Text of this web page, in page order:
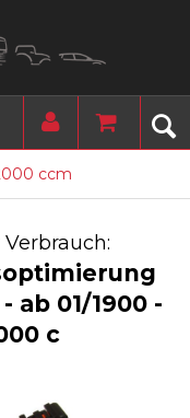
ccm
ab 01/1900 -
c